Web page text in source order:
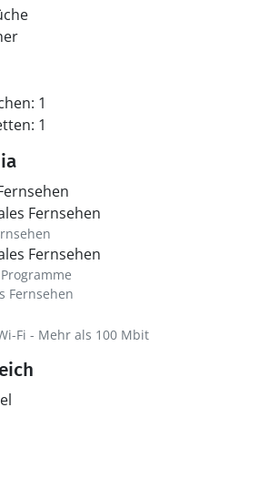
1
1
Fernsehen
Fernsehen
Fernsehen
Fi - Mehr als 100 Mbit